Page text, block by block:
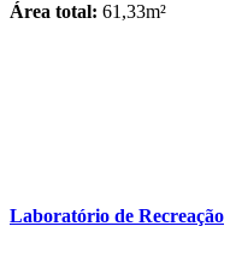
Área total: 61,33m²
Laboratório de Recreação